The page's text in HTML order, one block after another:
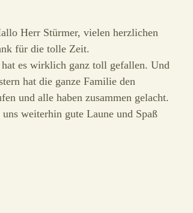
Herr Stürmer, vielen herzlichen
für die tolle Zeit.
es wirklich ganz toll gefallen. Und
hat die ganze Familie den
und alle haben zusammen gelacht.
weiterhin gute Laune und Spaß